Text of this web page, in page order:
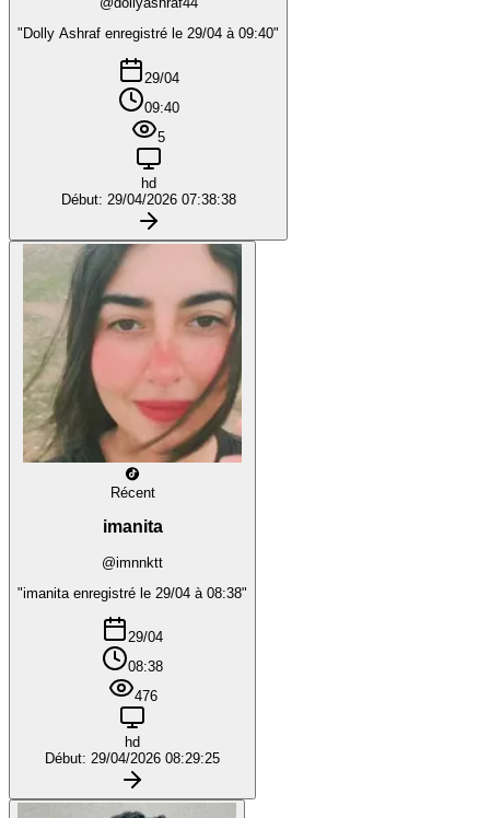
"Dolly Ashraf enregistré le 29/04 à 09:40"
29/04
09:40
5
hd
Début: 29/04/2026 07:38:38
Récent
imanita
@imnnktt
"imanita enregistré le 29/04 à 08:38"
29/04
08:38
476
hd
Début: 29/04/2026 08:29:25